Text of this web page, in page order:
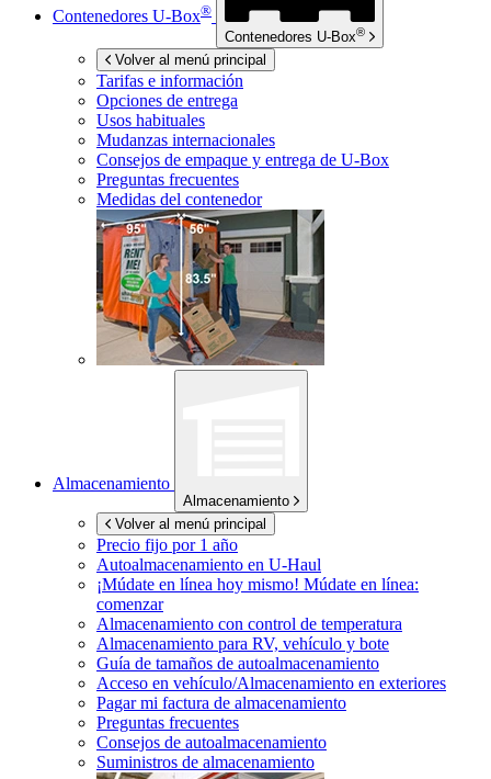
Contenedores U-Box®
Contenedores U-Box®
Volver al menú principal
Tarifas e información
Opciones de entrega
Usos habituales
Mudanzas internacionales
Consejos de empaque y entrega de U-Box
Preguntas frecuentes
Medidas del contenedor
Almacenamiento
Almacenamiento
Volver al menú principal
Precio fijo por 1 año
Autoalmacenamiento en U-Haul
¡Múdate en línea hoy mismo! Múdate en línea:
comenzar
Almacenamiento con control de temperatura
Almacenamiento para RV, vehículo y bote
Guía de tamaños de autoalmacenamiento
Acceso en vehículo/Almacenamiento en exteriores
Pagar mi factura de almacenamiento
Preguntas frecuentes
Consejos de autoalmacenamiento
Suministros de almacenamiento